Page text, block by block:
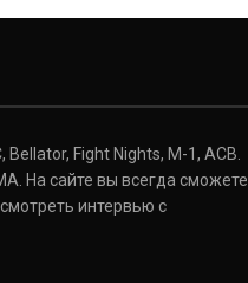
Кормье
0, 1)
Диаз
Diaz
Fight Nights, M-1, ACB.
На сайте вы всегда сможете
интервью с